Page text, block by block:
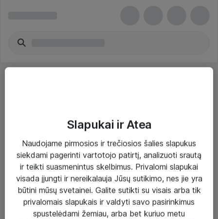
Paslaugos
Sprendimai
Įgyvendinti projektai
Atea ekspertų patarimai verslui
Slapukai ir Atea
Naudojame pirmosios ir trečiosios šalies slapukus
siekdami pagerinti vartotojo patirtį, analizuoti srautą
ir teikti suasmenintus skelbimus. Privalomi slapukai
visada įjungti ir nereikalauja Jūsų sutikimo, nes jie yra
būtini mūsų svetainei. Galite sutikti su visais arba tik
privalomais slapukais ir valdyti savo pasirinkimus
spustelėdami žemiau, arba bet kuriuo metu